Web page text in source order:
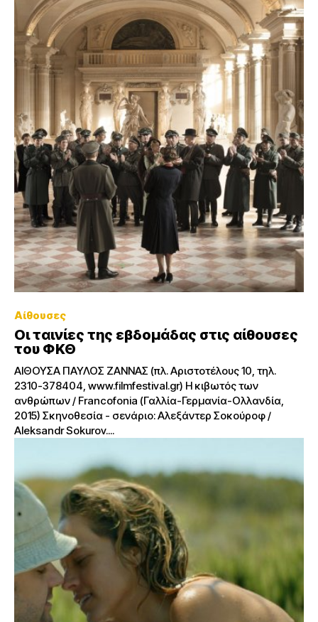
Αίθουσες
Οι ταινίες της εβδομάδας στις αίθουσες
του ΦΚΘ
ΑΙΘΟΥΣΑ ΠΑΥΛΟΣ ΖΑΝΝΑΣ (πλ. Αριστοτέλους 10, τηλ.
2310-378404, www.filmfestival.gr) H κιβωτός των
ανθρώπων / Francofonia (Γαλλία-Γερμανία-Ολλανδία,
2015) Σκηνοθεσία - σενάριο: Αλεξάντερ Σοκούροφ /
Aleksandr Sokurov....